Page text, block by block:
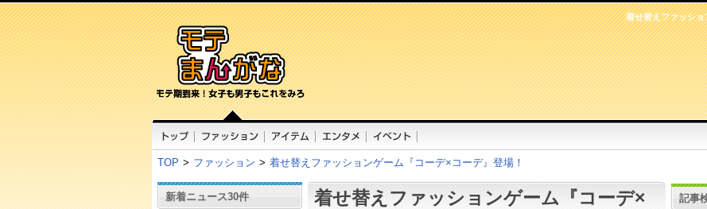
着せ替えファッシ
TOP > ファッション > 着せ替えファッションゲーム『コーデ×コーデ』登場！
新着ニュース30件
着せ替えファッションゲーム『コーデ×
記事